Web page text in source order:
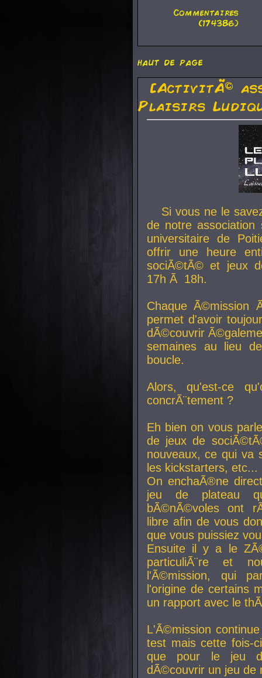
Commentaires
(174386)
haut de page
[ActivitÃ©
Plaisirs
Si vous ne le
de notre
universitaire de
offrir une heure
sociÃ©tÃ© et jeux
17h Ã 18h.
Chaque Ã©mission
permet d'avoir
dÃ©couvrir
semaines au lieu
boucle.
Alors, qu'est-ce
concrÃ¨tement ?
Eh bien on vous
de jeux de
nouveaux, ce qui va
les kickstarters, etc...
On enchaÃ®ne
jeu de plateau
bÃ©nÃ©voles ont
libre afin de vous
que vous puissiez
Ensuite il y a le
particuliÃ¨re et
l'Ã©mission, qui
l'origine de certains
un rapport avec le
L'Ã©mission
test mais cette fois-
que pour le jeu
dÃ©couvrir un jeu de